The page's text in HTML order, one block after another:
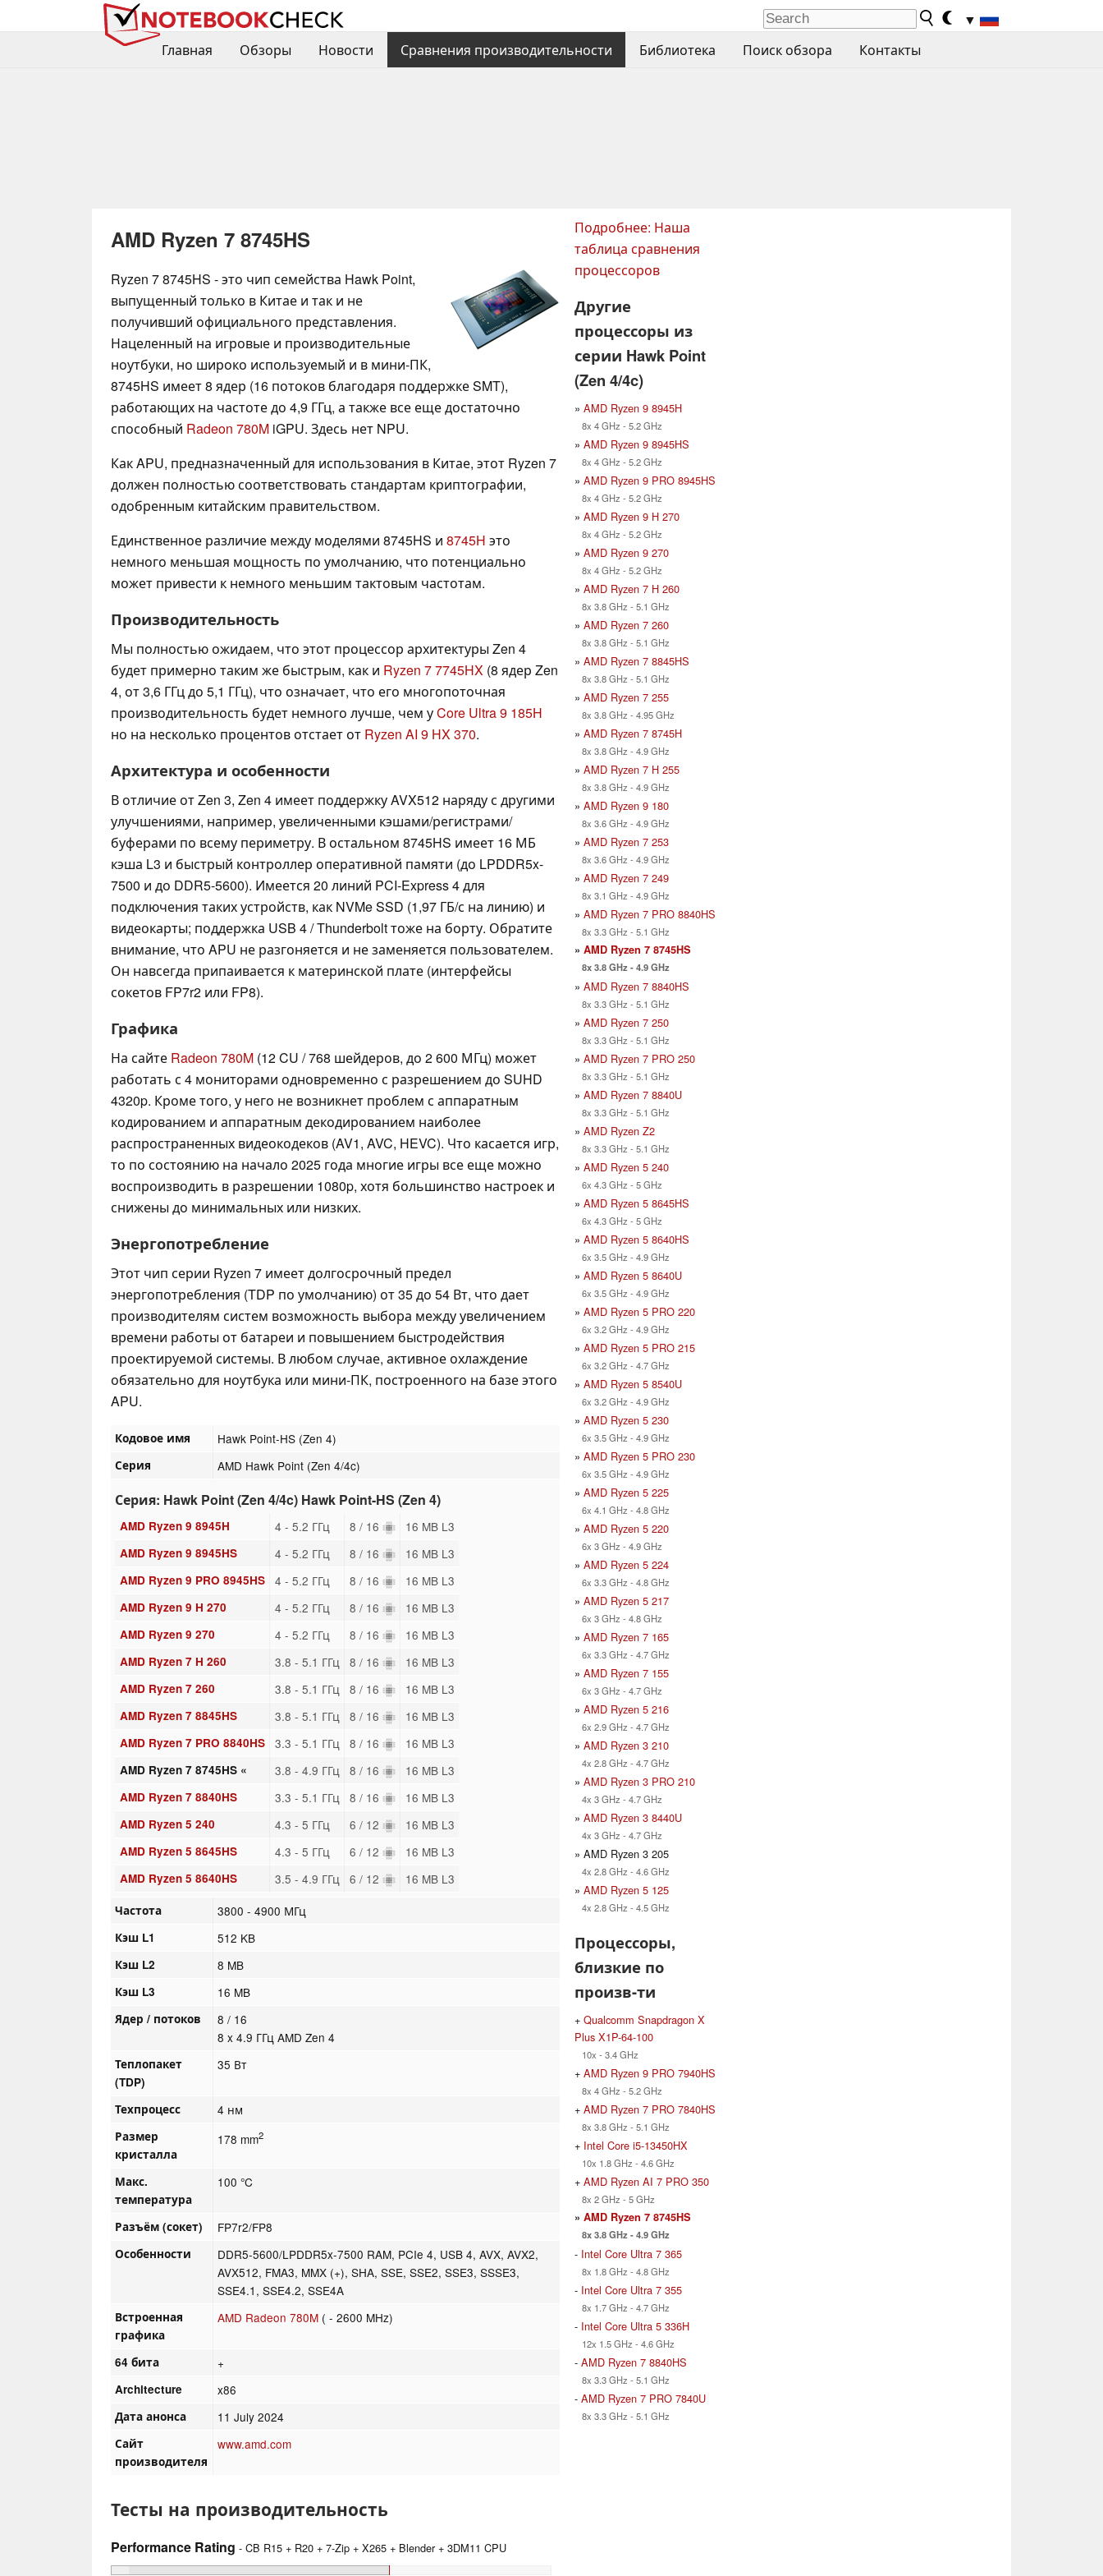
▼
Главная
Обзоры Новости Сравнения производительности Библиотека Поиск обзора Контакты
AMD Ryzen 7 8745HS
Ryzen 7 8745HS - это чип семейства Hawk Point,
выпущенный только в Китае и так и не
получивший официального представления.
Нацеленный на игровые и производительные
ноутбуки, но широко используемый и в мини-ПК,
8745HS имеет 8 ядер (16 потоков благодаря поддержке SMT),
работающих на частоте до 4,9 ГГц, а также все еще достаточно
способный Radeon 780M iGPU. Здесь нет NPU.
Как APU, предназначенный для использования в Китае, этот Ryzen 7
должен полностью соответствовать стандартам криптографии,
одобренным китайским правительством.
Единственное различие между моделями 8745HS и 8745H это
немного меньшая мощность по умолчанию, что потенциально
может привести к немного меньшим тактовым частотам.
Производительность
Мы полностью ожидаем, что этот процессор архитектуры Zen 4
будет примерно таким же быстрым, как и Ryzen 7 7745HX (8 ядер Zen
4, от 3,6 ГГц до 5,1 ГГц), что означает, что его многопоточная
производительность будет немного лучше, чем уCore Ultra 9 185H
но на несколько процентов отстает от Ryzen AI 9 HX 370.
Архитектура и особенности
В отличие от Zen 3, Zen 4 имеет поддержку AVX512 наряду с другими
улучшениями, например, увеличенными кэшами/регистрами/
буферами по всему периметру. В остальном 8745HS имеет 16 МБ
кэша L3 и быстрый контроллер оперативной памяти (до LPDDR5x-
7500 и до DDR5-5600). Имеется 20 линий PCI-Express 4 для
подключения таких устройств, как NVMe SSD (1,97 ГБ/с на линию) и
видеокарты; поддержка USB 4 / Thunderbolt тоже на борту. Обратите
внимание, что APU не разгоняется и не заменяется пользователем.
Он навсегда припаивается к материнской плате (интерфейсы
сокетов FP7r2 или FP8).
Графика
На сайте Radeon 780M (12 CU / 768 шейдеров, до 2 600 МГц) может
работать с 4 мониторами одновременно с разрешением до SUHD
4320p. Кроме того, у него не возникнет проблем с аппаратным
кодированием и аппаратным декодированием наиболее
распространенных видеокодеков (AV1, AVC, HEVC). Что касается игр,
то по состоянию на начало 2025 года многие игры все еще можно
воспроизводить в разрешении 1080p, хотя большинство настроек и
снижены до минимальных или низких.
Энергопотребление
Этот чип серии Ryzen 7 имеет долгосрочный предел
энергопотребления (TDP по умолчанию) от 35 до 54 Вт, что дает
производителям систем возможность выбора между увеличением
времени работы от батареи и повышением быстродействия
проектируемой системы. В любом случае, активное охлаждение
обязательно для ноутбука или мини-ПК, построенного на базе этого
APU.
Кодовое имя Hawk Point-HS (Zen 4)
Серия AMD Hawk Point (Zen 4/4c)
Серия: Hawk Point (Zen 4/4c) Hawk Point-HS (Zen 4)
AMD Ryzen 9 8945H 4 - 5.2 ГГц 8 / 16 16 MB L3
AMD Ryzen 9 8945HS 4 - 5.2 ГГц 8 / 16 16 MB L3
AMD Ryzen 9 PRO 8945HS 4 - 5.2 ГГц 8 / 16 16 MB L3
AMD Ryzen 9 H 270 4 - 5.2 ГГц 8 / 16 16 MB L3
AMD Ryzen 9 270 4 - 5.2 ГГц 8 / 16 16 MB L3
AMD Ryzen 7 H 260 3.8 - 5.1 ГГц 8 / 16 16 MB L3
AMD Ryzen 7 260 3.8 - 5.1 ГГц 8 / 16 16 MB L3
AMD Ryzen 7 8845HS 3.8 - 5.1 ГГц 8 / 16 16 MB L3
AMD Ryzen 7 PRO 8840HS 3.3 - 5.1 ГГц 8 / 16 16 MB L3
AMD Ryzen 7 8745HS « 3.8 - 4.9 ГГц 8 / 16 16 MB L3
AMD Ryzen 7 8840HS 3.3 - 5.1 ГГц 8 / 16 16 MB L3
AMD Ryzen 5 240 4.3 - 5 ГГц 6 / 12 16 MB L3
AMD Ryzen 5 8645HS 4.3 - 5 ГГц 6 / 12 16 MB L3
AMD Ryzen 5 8640HS 3.5 - 4.9 ГГц 6 / 12 16 MB L3
Частота 3800 - 4900 МГц
Кэш L1 512 KB
Кэш L2 8 MB
Кэш L3 16 MB
Ядер / потоков
8 / 16
8 x 4.9 ГГц AMD Zen 4
Теплопакет
(TDP)
35 Вт
Техпроцесс 4 нм
Размер
кристалла
178 mm2
Макс.
температура
100 °C
Разъём (сокет) FP7r2/FP8
Особенности
DDR5-5600/LPDDR5x-7500 RAM, PCIe 4, USB 4, AVX, AVX2,
AVX512, FMA3, MMX (+), SHA, SSE, SSE2, SSE3, SSSE3,
SSE4.1, SSE4.2, SSE4A
Встроенная
графика
AMD Radeon 780M ( - 2600 MHz)
64 бита +
Architecture x86
Дата анонса 11 July 2024
Сайт
производителя
www.amd.com
Тесты на производительность
Performance Rating - CB R15 + R20 + 7-Zip + X265 + Blender + 3DM11 CPU
Подробнее: Наша
таблица сравнения
процессоров
Другие
процессоры из
серии Hawk Point
(Zen 4/4c)
» AMD Ryzen 9 8945H
8x 4 GHz - 5.2 GHz
» AMD Ryzen 9 8945HS
8x 4 GHz - 5.2 GHz
» AMD Ryzen 9 PRO 8945HS
8x 4 GHz - 5.2 GHz
» AMD Ryzen 9 H 270
8x 4 GHz - 5.2 GHz
» AMD Ryzen 9 270
8x 4 GHz - 5.2 GHz
» AMD Ryzen 7 H 260
8x 3.8 GHz - 5.1 GHz
» AMD Ryzen 7 260
8x 3.8 GHz - 5.1 GHz
» AMD Ryzen 7 8845HS
8x 3.8 GHz - 5.1 GHz
» AMD Ryzen 7 255
8x 3.8 GHz - 4.95 GHz
» AMD Ryzen 7 8745H
8x 3.8 GHz - 4.9 GHz
» AMD Ryzen 7 H 255
8x 3.8 GHz - 4.9 GHz
» AMD Ryzen 9 180
8x 3.6 GHz - 4.9 GHz
» AMD Ryzen 7 253
8x 3.6 GHz - 4.9 GHz
» AMD Ryzen 7 249
8x 3.1 GHz - 4.9 GHz
» AMD Ryzen 7 PRO 8840HS
8x 3.3 GHz - 5.1 GHz
» AMD Ryzen 7 8745HS
8x 3.8 GHz - 4.9 GHz
» AMD Ryzen 7 8840HS
8x 3.3 GHz - 5.1 GHz
» AMD Ryzen 7 250
8x 3.3 GHz - 5.1 GHz
» AMD Ryzen 7 PRO 250
8x 3.3 GHz - 5.1 GHz
» AMD Ryzen 7 8840U
8x 3.3 GHz - 5.1 GHz
» AMD Ryzen Z2
8x 3.3 GHz - 5.1 GHz
» AMD Ryzen 5 240
6x 4.3 GHz - 5 GHz
» AMD Ryzen 5 8645HS
6x 4.3 GHz - 5 GHz
» AMD Ryzen 5 8640HS
6x 3.5 GHz - 4.9 GHz
» AMD Ryzen 5 8640U
6x 3.5 GHz - 4.9 GHz
» AMD Ryzen 5 PRO 220
6x 3.2 GHz - 4.9 GHz
» AMD Ryzen 5 PRO 215
6x 3.2 GHz - 4.7 GHz
» AMD Ryzen 5 8540U
6x 3.2 GHz - 4.9 GHz
» AMD Ryzen 5 230
6x 3.5 GHz - 4.9 GHz
» AMD Ryzen 5 PRO 230
6x 3.5 GHz - 4.9 GHz
» AMD Ryzen 5 225
6x 4.1 GHz - 4.8 GHz
» AMD Ryzen 5 220
6x 3 GHz - 4.9 GHz
» AMD Ryzen 5 224
6x 3.3 GHz - 4.8 GHz
» AMD Ryzen 5 217
6x 3 GHz - 4.8 GHz
» AMD Ryzen 7 165
6x 3.3 GHz - 4.7 GHz
» AMD Ryzen 7 155
6x 3 GHz - 4.7 GHz
» AMD Ryzen 5 216
6x 2.9 GHz - 4.7 GHz
» AMD Ryzen 3 210
4x 2.8 GHz - 4.7 GHz
» AMD Ryzen 3 PRO 210
4x 3 GHz - 4.7 GHz
» AMD Ryzen 3 8440U
4x 3 GHz - 4.7 GHz
» AMD Ryzen 3 205
4x 2.8 GHz - 4.6 GHz
» AMD Ryzen 5 125
4x 2.8 GHz - 4.5 GHz
Процессоры,
близкие по
произв-ти
+ Qualcomm Snapdragon X
Plus X1P-64-100
10x - 3.4 GHz
+ AMD Ryzen 9 PRO 7940HS
8x 4 GHz - 5.2 GHz
+ AMD Ryzen 7 PRO 7840HS
8x 3.8 GHz - 5.1 GHz
+ Intel Core i5-13450HX
10x 1.8 GHz - 4.6 GHz
+ AMD Ryzen AI 7 PRO 350
8x 2 GHz - 5 GHz
» AMD Ryzen 7 8745HS
8x 3.8 GHz - 4.9 GHz
- Intel Core Ultra 7 365
8x 1.8 GHz - 4.8 GHz
- Intel Core Ultra 7 355
8x 1.7 GHz - 4.7 GHz
- Intel Core Ultra 5 336H
12x 1.5 GHz - 4.6 GHz
- AMD Ryzen 7 8840HS
8x 3.3 GHz - 5.1 GHz
- AMD Ryzen 7 PRO 7840U
8x 3.3 GHz - 5.1 GHz